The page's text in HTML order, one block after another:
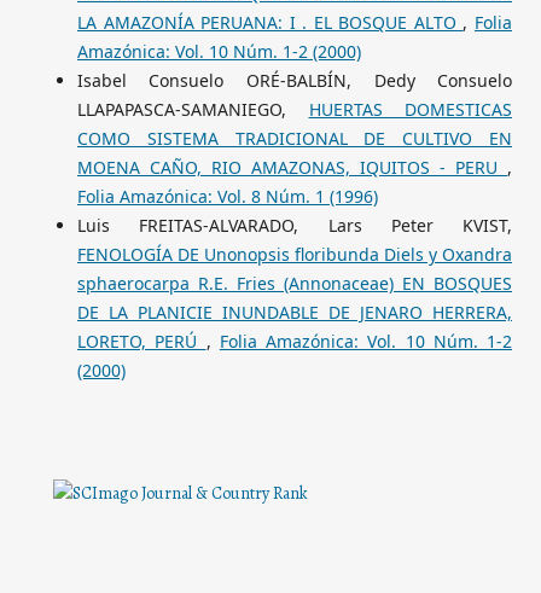
LA AMAZONÍA PERUANA: I . EL BOSQUE ALTO , Folia
Amazónica: Vol. 10 Núm. 1-2 (2000)
Isabel Consuelo ORÉ-BALBÍN, Dedy Consuelo
LLAPAPASCA-SAMANIEGO, HUERTAS DOMESTICAS
COMO SISTEMA TRADICIONAL DE CULTIVO EN
MOENA CAÑO, RIO AMAZONAS, IQUITOS - PERU ,
Folia Amazónica: Vol. 8 Núm. 1 (1996)
Luis FREITAS-ALVARADO, Lars Peter KVIST,
FENOLOGÍA DE Unonopsis floribunda Diels y Oxandra
sphaerocarpa R.E. Fries (Annonaceae) EN BOSQUES
DE LA PLANICIE INUNDABLE DE JENARO HERRERA,
LORETO, PERÚ , Folia Amazónica: Vol. 10 Núm. 1-2
(2000)